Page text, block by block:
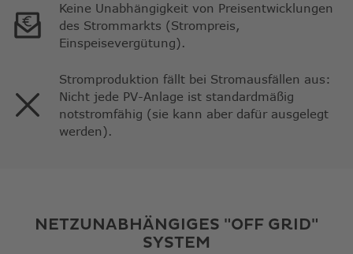
Keine Unabhängigkeit von Preisentwicklungen
des Strommarkts (Strompreis,
Einspeisevergütung).
Stromproduktion fällt bei Stromausfällen aus:
Nicht jede PV-Anlage ist standardmäßig
notstromfähig (sie kann aber dafür ausgelegt
werden).
NETZUNABHÄNGIGES "OFF GRID"
SYSTEM